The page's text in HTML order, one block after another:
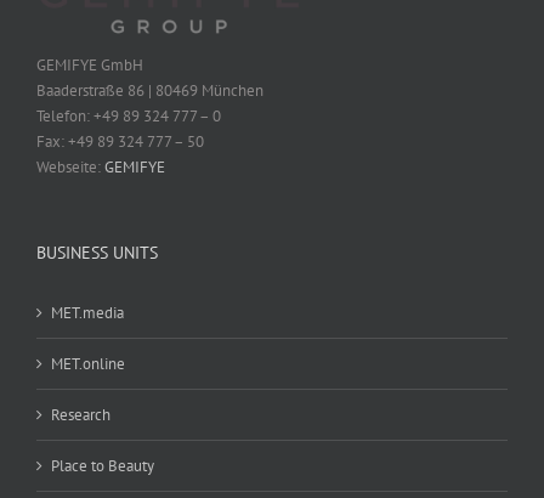
GEMIFYE GmbH
Baaderstraße 86 | 80469 München
Telefon: +49 89 324 777 – 0
Fax: +49 89 324 777 – 50
Webseite:GEMIFYE
BUSINESS UNITS
MET.media
MET.online
Research
Place to Beauty